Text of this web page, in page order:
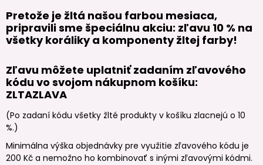
Pretože je žltá našou farbou mesiaca,
pripravili sme špeciálnu akciu: zľavu 10 % na
všetky koráliky a komponenty žltej farby!
Zľavu môžete uplatniť zadaním zľavového
kódu vo svojom nákupnom košíku:
ZLTAZLAVA
(Po zadaní kódu všetky žlté produkty v košíku zlacnejú o 10
%.)
Minimálna výška objednávky pre využitie zľavového kódu je
200 Kč a nemožno ho kombinovať s inými zľavovými kódmi.